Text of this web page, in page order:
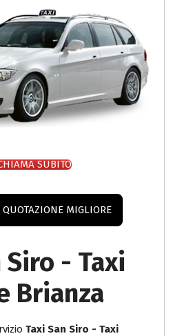
SUBITO
MIGLIORE
Siro - Taxi
Brianza
Taxi San Siro - Taxi